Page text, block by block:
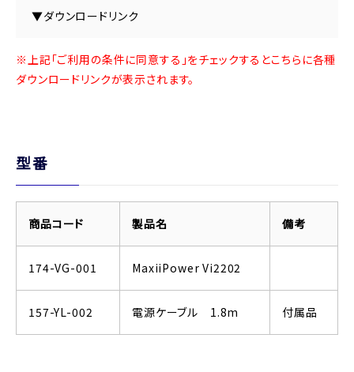
▼ダウンロードリンク
※上記「ご利用の条件に同意する」をチェックするとこちらに各種
ダウンロードリンクが表示されます。
型番
商品コード 製品名 備考
174-VG-001 MaxiiPower Vi2202
157-YL-002 電源ケーブル 1.8m 付属品